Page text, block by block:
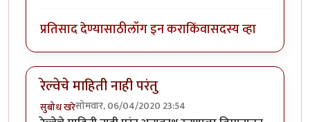
प्रतिसाद देण्यासाठीलॉग इन कराकिंवासदस्य व्हा
रेल्वेचे माहिती नाही परंतु
सुबोध खरेसोमवार, 06/04/2020 23:54